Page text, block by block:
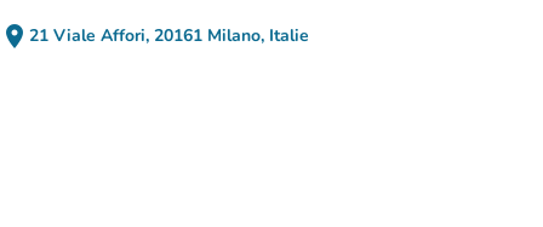
place 21 Viale Affori, 20161 Milano, Italie
(agor yn Google Maps)
(tab newydd)